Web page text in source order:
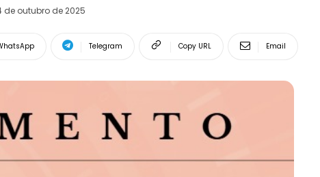
de outubro de 2025
Telegram Copy URL Email